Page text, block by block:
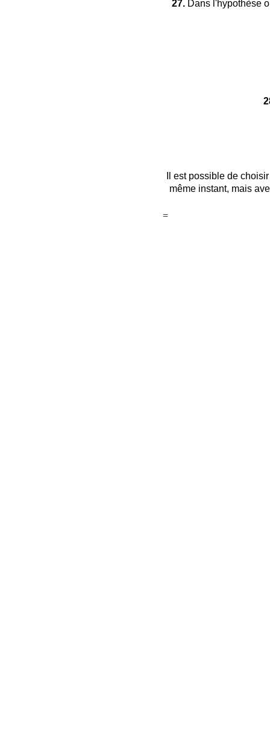
27.Dans l'hypothèse
Il est possible de
même instant, mais
=